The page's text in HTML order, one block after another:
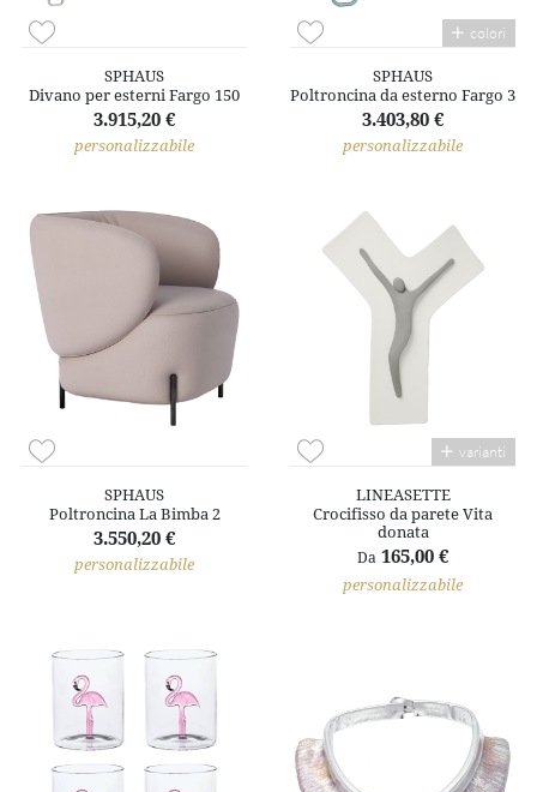
SPHAUS
Divano per esterni Fargo 150
3.915,20 €
personalizzabile
colori
SPHAUS
Poltroncina da esterno Fargo 3
3.403,80 €
personalizzabile
SPHAUS
Poltroncina La Bimba 2
3.550,20 €
personalizzabile
varianti
LINEASETTE
Crocifisso da parete Vita
donata
Da 165,00 €
personalizzabile